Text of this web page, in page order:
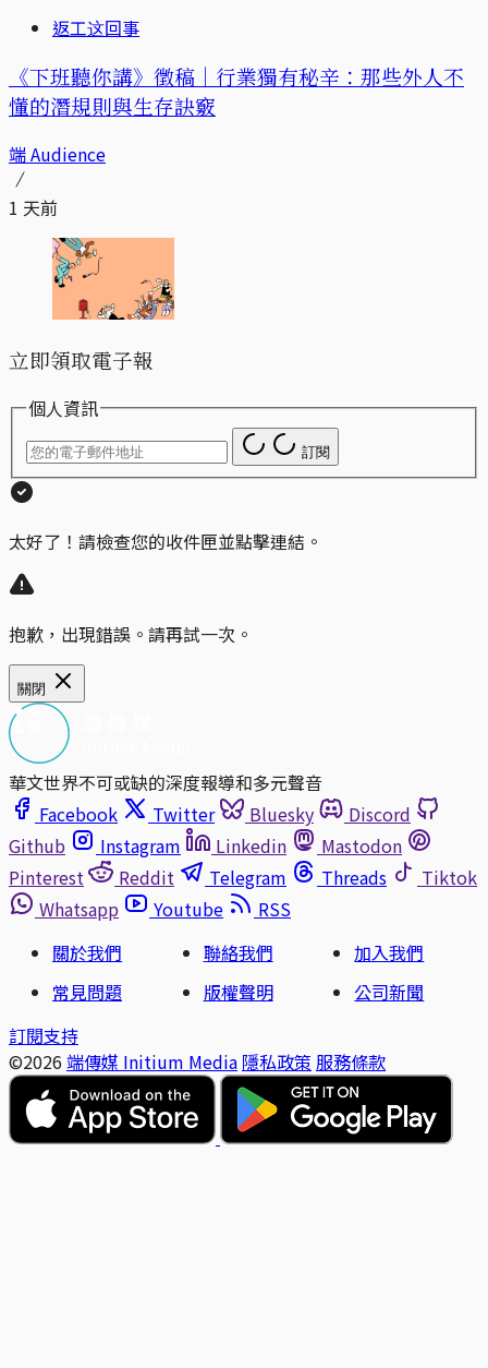
返工这回事
《下班聽你講》徵稿｜行業獨有秘辛：那些外人不
懂的潛規則與生存訣竅
端 Audience
1 天前
立即領取電子報
個人資訊
訂閱
太好了！請檢查您的收件匣並點擊連結。
抱歉，出現錯誤。請再試一次。
關閉
華文世界不可或缺的深度報導和多元聲音
Facebook
Twitter Bluesky
Discord
Github
Instagram Linkedin
Mastodon
Pinterest
Reddit Telegram Threads
Tiktok
Whatsapp
Youtube
RSS
關於我們
聯絡我們
加入我們
常見問題
版權聲明
公司新聞
訂閱支持
©2026 端傳媒 Initium Media 隱私政策 服務條款